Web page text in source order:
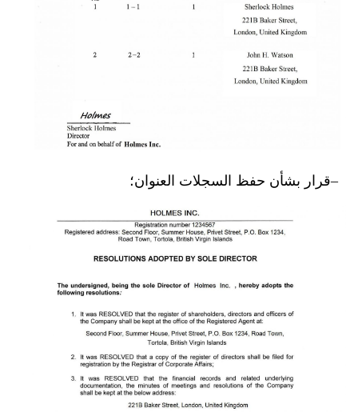
قرار بشأن حفظ السجلات العنوان؛